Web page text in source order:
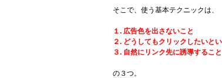
そこで、使う基本テクニックは、
１. 広告色を出さないこと
２. どうしてもクリックしたいと
３. 自然にリンク先に誘導すること
の３つ。